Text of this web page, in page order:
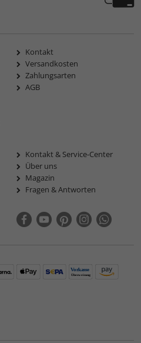
Kontakt
Versandkosten
Zahlungsarten
AGB
Kontakt & Service-Center
Über uns
Magazin
Fragen & Antworten